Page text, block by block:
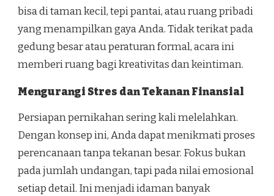
bisa di taman kecil, tepi pantai, atau ruang pribadi
yang menampilkan gaya Anda. Tidak terikat pada
gedung besar atau peraturan formal, acara ini
memberi ruang bagi kreativitas dan keintiman.
Mengurangi Stres dan Tekanan Finansial
Persiapan pernikahan sering kali melelahkan.
Dengan konsep ini, Anda dapat menikmati proses
perencanaan tanpa tekanan besar. Fokus bukan
pada jumlah undangan, tapi pada nilai emosional
setiap detail. Ini menjadi idaman banyak